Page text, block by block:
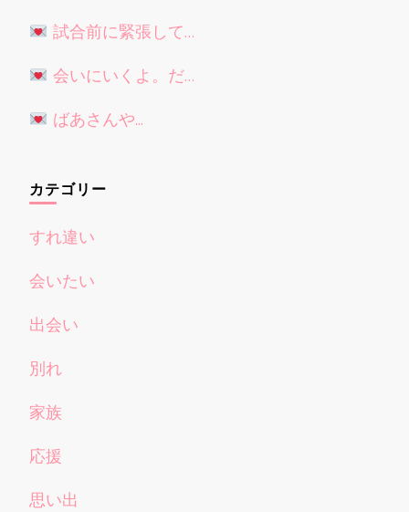
試合前に緊張して…
会いにいくよ。だ…
ばあさんや...
カテゴリー
すれ違い
会いたい
出会い
別れ
家族
応援
思い出